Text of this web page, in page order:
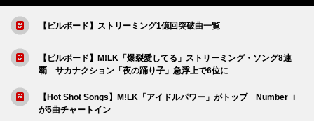
【ビルボード】ストリーミング1億回突破曲一覧
【ビルボード】M!LK「爆裂愛してる」ストリーミング・ソング8連
覇 サカナクション「夜の踊り子」急浮上で6位に
【Hot Shot Songs】M!LK「アイドルパワー」がトップ Number_i
が5曲チャートイン